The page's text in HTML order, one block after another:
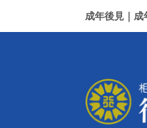
成年後見｜成